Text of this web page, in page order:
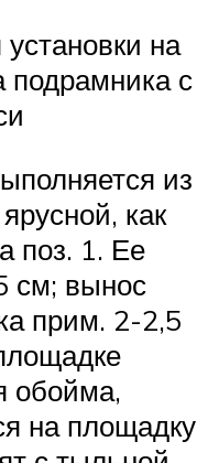
на
подрамника с
из
как
поз. 1. Ее
см; вынос
прим. 2-2,5
обойма,
на площадку